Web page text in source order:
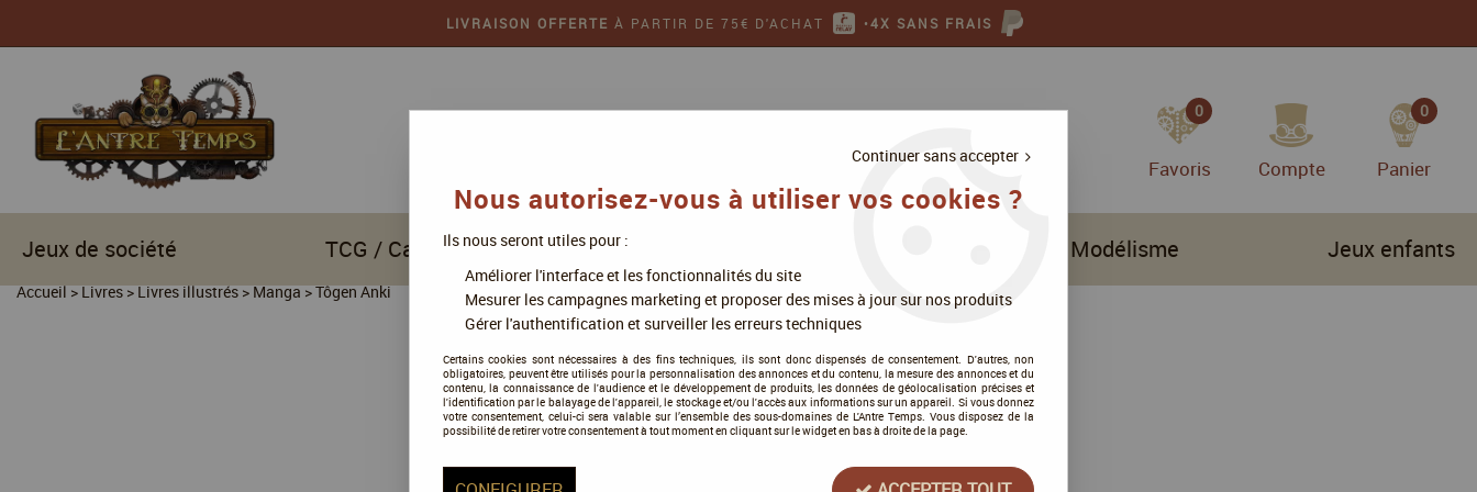
LIVRAISON OFFERTE À PARTIR DE 75€ D'ACHAT •4X SANS FRAIS
0
Favoris Compte
0
Panier
Jeux de société TCG / Cartes à collectionner Modélisme Jeux enfants
Accueil>Livres>Livres illustrés>Manga>Tôgen Anki
Tôgen Anki
Tous nos produits de la gamme
Continuer sans accepter
Nous autorisez-vous à utiliser vos cookies ?
Ils nous seront utiles pour :
Améliorer l'interface et les fonctionnalités du site
Mesurer les campagnes marketing et proposer des mises à jour sur nos produits
Gérer l'authentification et surveiller les erreurs techniques
Certains cookies sont nécessaires à des fins techniques, ils sont donc dispensés de consentement. D'autres, non
obligatoires, peuvent être utilisés pour la personnalisation des annonces et du contenu, la mesure des annonces et du
contenu, la connaissance de l'audience et le développement de produits, les données de géolocalisation précises et
l'identification par le balayage de l'appareil, le stockage et/ou l'accès aux informations sur un appareil. Si vous donnez
votre consentement, celui-ci sera valable sur l’ensemble des sous-domaines de L'Antre Temps. Vous disposez de la
possibilité de retirer votre consentement à tout moment en cliquant sur le widget en bas à droite de la page.